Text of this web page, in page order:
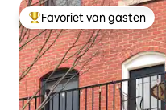
Topfavoriet van gasten
Favoriet van gasten